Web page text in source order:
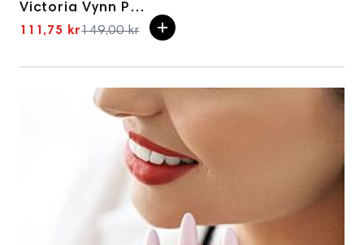
Victoria Vynn Pure Creamy Hybrid 004 Midnight Pearl
Spesialpris
111,75 kr149,00 kr